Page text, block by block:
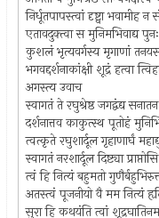
निर्धूतपापस्त्वां दृष्ट्वा भवामीह
एतावदुक्त्वा स मुनिमभिवाद्य
कुशलं भृत्यवर्गस्य मृगाणां
भगवद्दर्शनाकांक्षी शूद्रं हत्वा
अगस्त्य उवाच
स्वागतं ते रघुश्रेष्ठ जगद्वंद्य सनातन
दर्शनात्तव काकुत्स्थ पूतोहं
त्वत्कृते रघुशार्दूल गृहाणार्घं
स्वागतं नरशार्दूल दिष्ट्या
त्वं हि नित्यं बहुमतो
अतस्त्वं पूजनीयो वै मम नित्यं
सुरा हि कथयंति त्वां